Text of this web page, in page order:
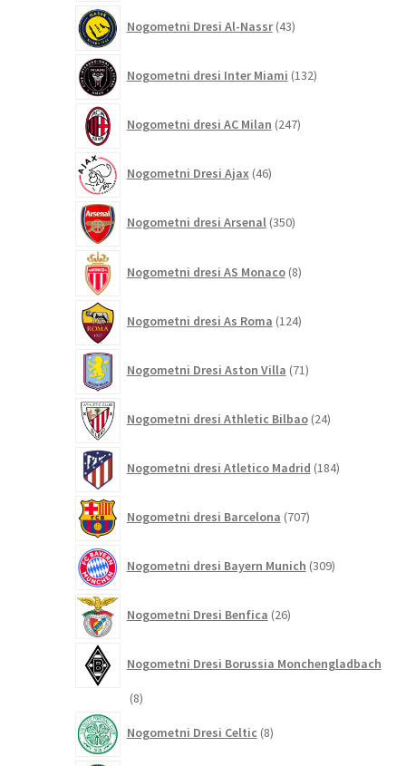
Nogometni Dresi Al-Nassr 43izdelkov
Nogometni dresi Inter Miami 132izdelkov
Nogometni dresi AC Milan 247izdelkov
Nogometni Dresi Ajax 46izdelkov
Nogometni dresi Arsenal 350izdelkov
Nogometni dresi AS Monaco 8izdelkov
Nogometni dresi As Roma 124izdelkov
Nogometni Dresi Aston Villa 71izdelkov
Nogometni dresi Athletic Bilbao 24izdelkov
Nogometni dresi Atletico Madrid 184izdelkov
Nogometni dresi Barcelona 707izdelkov
Nogometni dresi Bayern Munich 309izdelkov
Nogometni Dresi Benfica 26izdelkov
Nogometni Dresi Borussia Monchengladbach
88
Nogometni Dresi Celtic 8izdelkov